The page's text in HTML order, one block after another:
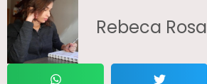
Rebeca Rosa